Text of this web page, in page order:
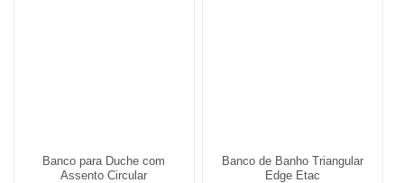
Banco para Duche com
Assento Circular
Banco de Banho Triangular
Edge Etac